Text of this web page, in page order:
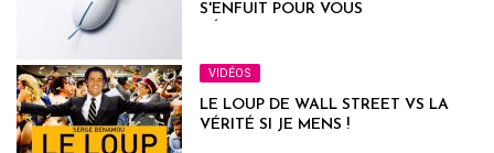
S'ENFUIT POUR VOUS
VIDÉOS
LE LOUP DE WALL STREET VS LA
VÉRITÉ SI JE MENS !